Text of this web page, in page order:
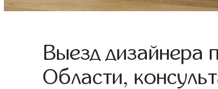
Выезд дизайнера
Области,